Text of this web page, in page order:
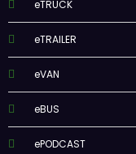
eTRUCK
eTRAILER
eVAN
eBUS